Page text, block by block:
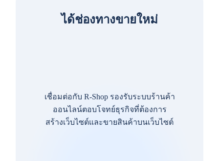
ได้ช่องทางขายใหม่
เชื่อมต่อกับ R-Shop รองรับระบบร้านค้า
ออนไลน์ตอบโจทย์ธุรกิจที่ต้องการ
สร้างเว็บไซต์และขายสินค้าบนเว็บไซต์